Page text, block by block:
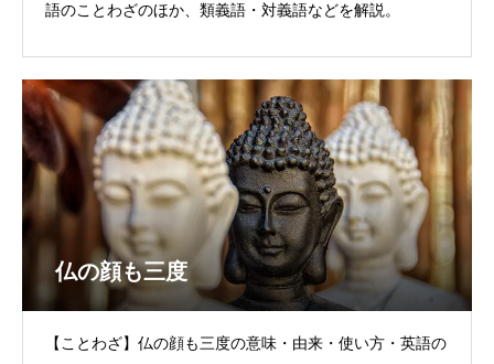
語のことわざのほか、類義語・対義語などを解説。
仏の顔も三度
【ことわざ】仏の顔も三度の意味・由来・使い方・英語の